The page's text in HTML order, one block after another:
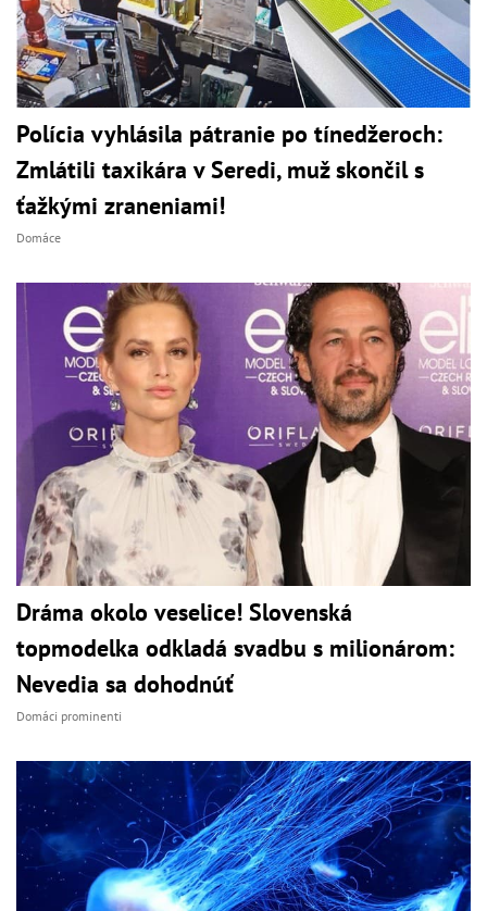
Polícia vyhlásila pátranie po tínedžeroch:
Zmlátili taxikára v Seredi, muž skončil s
ťažkými zraneniami!
Domáce
Dráma okolo veselice! Slovenská
topmodelka odkladá svadbu s milionárom:
Nevedia sa dohodnúť
Domáci prominenti